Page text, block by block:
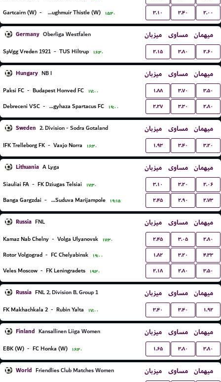
Gartcairn (W) - Boroughmuir Thistle (W) ۱۵:۳۰ ۳.۱۰ ۳.۴۰ ۲.۰۰
Germany Oberliga Westfalen میزبان مساوی میهمان
SpVgg Vreden 1921 - TUS Hiltrup ۱۶:۳۰ ۲.۱۵ ۳.۸۰ ۲.۶۰
Hungary NB I میزبان مساوی میهمان
Paksi FC - Budapest Honved FC ۱۷:۰۰ ۱.۸۸ ۳.۷۰ ۳.۵۰
Debreceni VSC - Nyiregyhaza Spartacus FC ۱۹:۰۰ ۲.۲۷ ۳.۳۰ ۲.۸۰
Sweden 2. Division - Sodra Gotaland میزبان مساوی میهمان
IFK Trelleborg FK - Vaxjo Norra ۱۶:۳۰ ۱.۹۳ ۳.۴۰ ۳.۲۰
Lithuania A Lyga میزبان مساوی میهمان
Siauliai FA - FK Dziugas Telsiai ۱۷:۳۰ ۳.۱۰ ۳.۲۰ ۲.۰۶
Banga Gargzdai - FK Suduva Marijampole ۱۹:۱۵ ۲.۴۵ ۲.۹۰ ۲.۷۳
Russia FNL میزبان مساوی میهمان
Kamaz Nab Chelny - Volga Ulyanovsk ۱۷:۳۰ ۲.۴۵ ۳.۰۵ ۲.۸۰
Rotor Volgograd - FC Chelyabinsk ۱۹:۰۰ ۱.۸۲ ۳.۲۰ ۴.۳۳
Veles Moscow - FK Leningradets ۱۹:۳۰ ۲.۱۸ ۲.۸۰ ۳.۵۰
Russia FNL 2, Division B, Group 1 میزبان مساوی میهمان
FK Makhachkala 2 - Rubin Yalta ۱۷:۰۰ ۳.۴۰ ۳.۴۰ ۱.۹۲
Finland Kansallinen Liiga Women میزبان مساوی میهمان
EBK (W) - FC Honka (W) ۱۶:۳۰ ۱.۶۵ ۳.۸۰ ۳.۸۰
World Friendlies Club Matches Women میزبان مساوی میهمان